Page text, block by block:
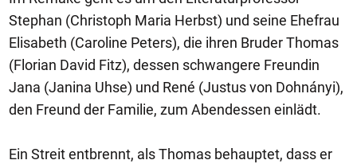
Stephan (Christoph Maria Herbst) und seine Ehefrau
Elisabeth (Caroline Peters), die ihren Bruder Thomas
(Florian David Fitz), dessen schwangere Freundin
Jana (Janina Uhse) und René (Justus von Dohnányi),
den Freund der Familie, zum Abendessen einlädt.
Ein Streit entbrennt, als Thomas behauptet, dass er